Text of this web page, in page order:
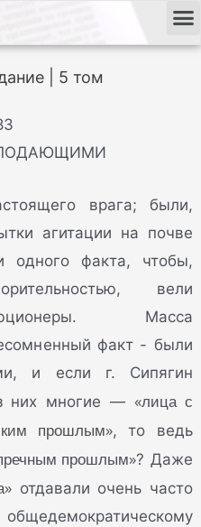
| 5 том
врага; были,
агитации на почве
факта, чтобы,
вели
Масса
факт - были
и если г. Сипягин
них многие — «лица с
прошлым», то ведь
прошлым»? Даже
отдавали очень часто